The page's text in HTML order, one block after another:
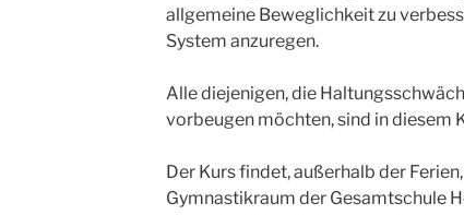
allgemeine Beweglichkeit zu
System anzuregen.
Alle diejenigen, die
vorbeugen möchten, sind in diesem
Der Kurs findet, außerhalb der
Gymnastikraum der Gesamtschule